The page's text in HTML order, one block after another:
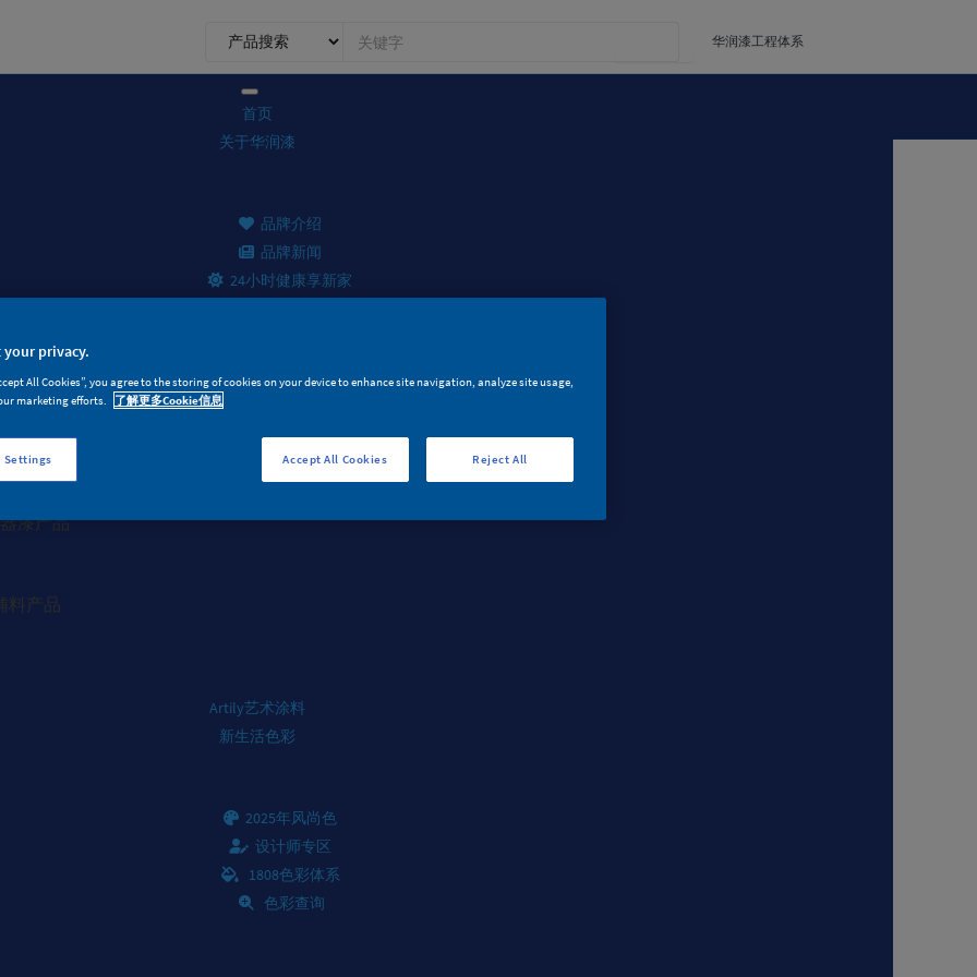
华润漆工程体系
首页
关于华润漆
品牌介绍
品牌新闻
24小时健康享新家
产品家族
漆产品
漆产品
料产品
Artily艺术涂料
新生活色彩
2025年风尚色
设计师专区
1808色彩体系
色彩查询
your privacy.
All Cookies”, you agree to the storing of cookies on your device to enhance site navigation, analyze site usage,
marketing efforts.
了解更多Cookie信息
Settings Reject All
Accept All Cookies